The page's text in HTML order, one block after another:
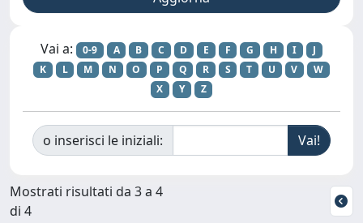
Vai a: 0-9 A B C D E F G H I
J
K
L M N O P Q R S T U V
W
X
Y Z
o inserisci le iniziali:
Mostrati risultati da 3 a 4
di 4